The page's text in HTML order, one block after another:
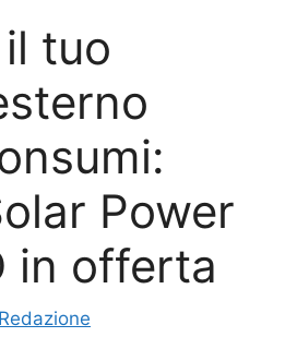
tuo
Power
in offerta
Redazione